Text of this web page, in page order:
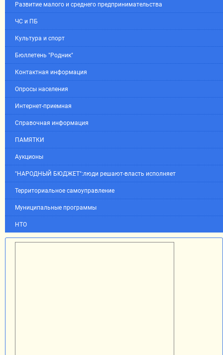
Развитие малого и среднего предпринимательства
ЧС и ПБ
Культура и спорт
Бюллетень "Родник"
Контактная информация
Опросы населения
Интернет-приемная
Справочная информация
ПАМЯТКИ
Аукционы
"НАРОДНЫЙ БЮДЖЕТ":люди решают-власть исполняет
Территориальное самоуправление
Муниципальные программы
НТО